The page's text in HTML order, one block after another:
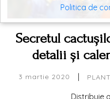
Secretul
detalii și
3 martie 2020 |
Distribuie
Politica de